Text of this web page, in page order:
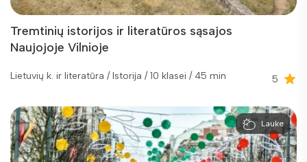
Tremtinių istorijos ir literatūros sąsajos
Naujojoje Vilnioje
Lietuvių k. ir literatūra / Istorija / 10 klasei / 45 min 5
Lauke